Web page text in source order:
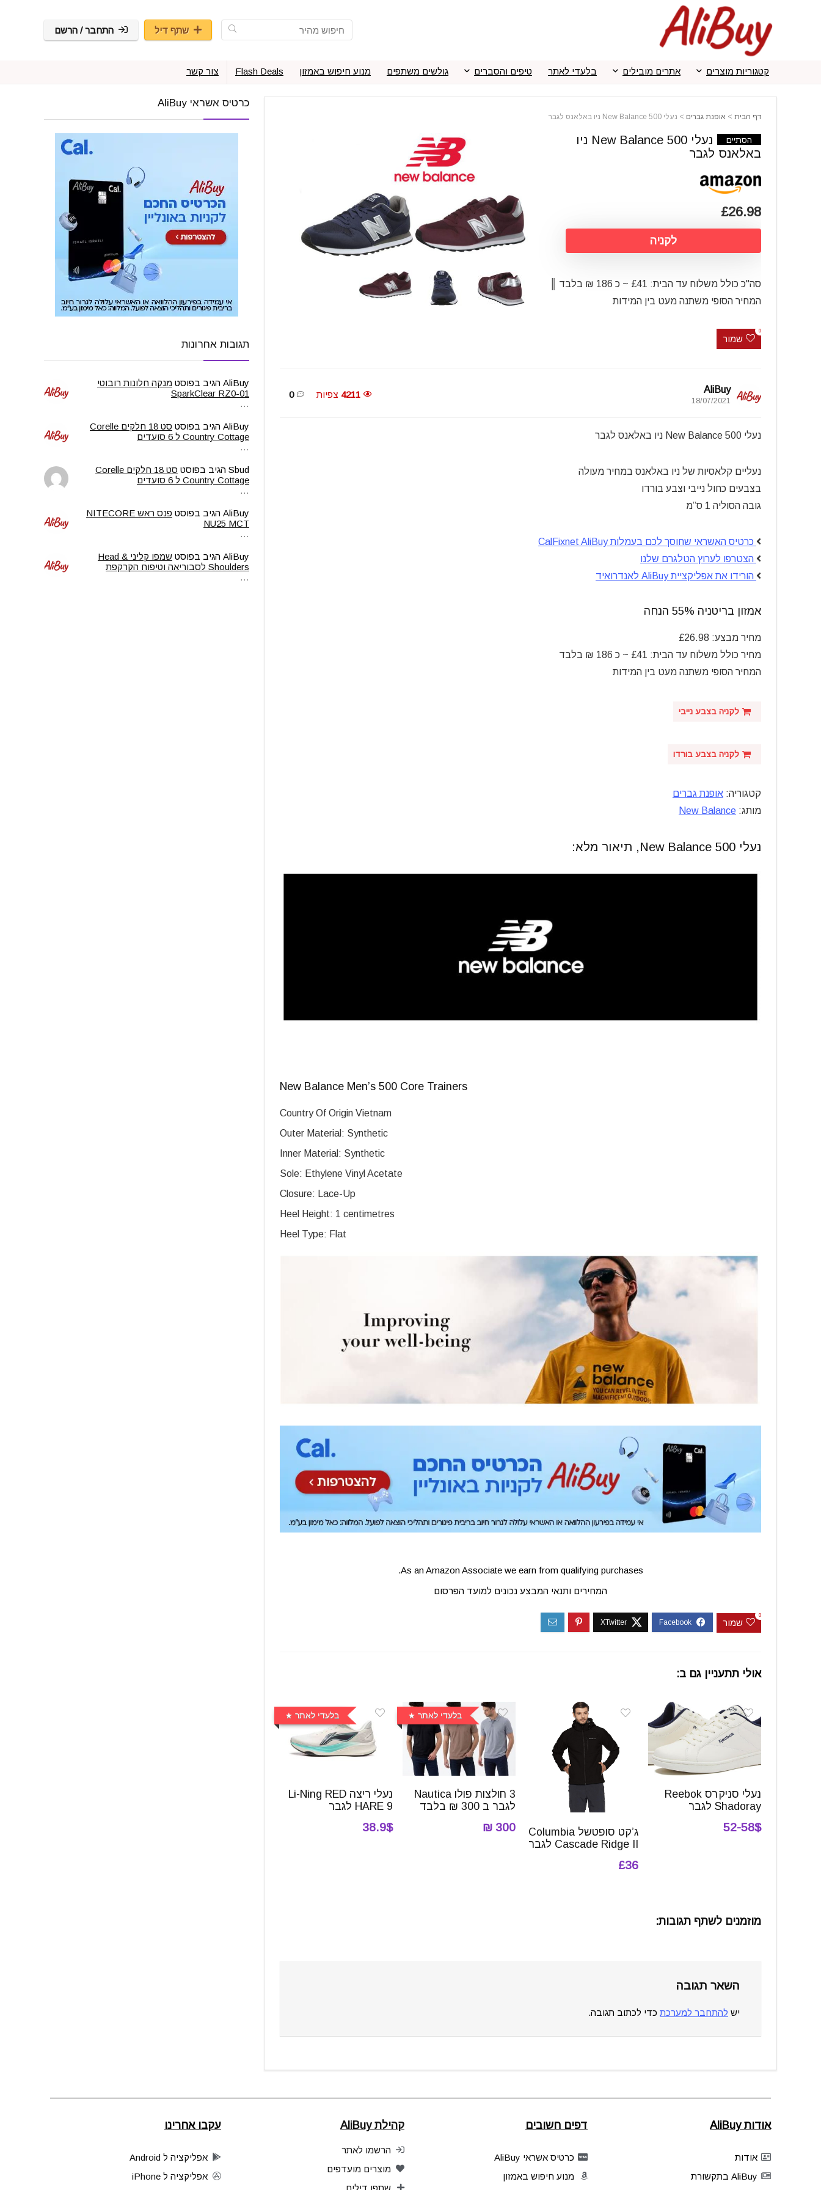
שתף דיל התחבר / הרשם
קטגוריות מוצרים אתרים מובילים בלעדי לאתר טיפים והסברים גולשים משתפים מנוע חיפוש באמזון Flash Deals צור קשר
דף הבית > אופנת גברים > נעלי New Balance 500 ניו באלאנס לגבר
הסתיים
נעלי New Balance 500 ניו
באלאנס לגבר
£26.98
לקניה
סה"כ כולל משלוח עד הבית: £41 ~ כ 186 ₪ בלבד ║
המחיר הסופי משתנה מעט בין המידות
שמור
0
AliBuy
18/07/2021
4211 צפיות 0
נעלי New Balance 500 ניו באלאנס לגבר
נעליים קלאסיות של ניו באלאנס במחיר מעולה
בצבעים כחול נייבי וצבע בורדו
גובה הסוליה 1 ס”מ
כרטיס האשראי שחוסך לכם בעמלות CalFixnet AliBuy
הצטרפו לערוץ הטלגרם שלנו
הורידו את אפליקציית AliBuy לאנדרואיד
אמזון בריטניה 55% הנחה
מחיר מבצע: £26.98
מחיר כולל משלוח עד הבית: £41 ~ כ 186
₪ בלבד
המחיר הסופי משתנה מעט בין המידות
לקניה בצבע נייבי
לקניה בצבע בורדו
קטגוריה: אופנת גברים
מותג: New Balance
נעלי New Balance 500, תיאור מלא:
New Balance Men’s 500 Core Trainers
Country Of Origin Vietnam
Outer Material: Synthetic
Inner Material: Synthetic
Sole: Ethylene Vinyl Acetate
Closure: Lace-Up
Heel Height: 1 centimetres
Heel Type: Flat
As an Amazon Associate we earn from qualifying purchases.
המחירים ותנאי המבצע נכונים למועד הפרסום
שמור
0
אולי תתעניין גם ב:
נעלי סניקרס Reebok
Shadoray לגבר
52-58$
ג’קט סופטשל Columbia
Cascade Ridge II לגבר
£36
בלעדי לאתר
3 חולצות פולו Nautica
לגבר ב 300 ₪ בלבד
300 ₪
בלעדי לאתר
נעלי ריצה Li-Ning RED
HARE 9 לגבר
38.9$
מוזמנים לשתף תגובות:
השאר תגובה
יש להתחבר למערכת כדי לכתוב תגובה.
כרטיס אשראי AliBuy
תגובות אחרונות
AliBuy הגיב בפוסט מנקה חלונות רובוטי
SparkClear RZ0-01
…
AliBuy הגיב בפוסט
סט 18 חלקים Corelle
Country Cottage ל 6 סועדים
…
Sbud הגיב בפוסט
סט 18 חלקים Corelle
Country Cottage ל 6 סועדים
…
AliBuy הגיב בפוסט
פנס ראש NITECORE
NU25 MCT
…
AliBuy הגיב בפוסט
שמפו קליני Head &
Shoulders לסבוריאה וטיפוח הקרקפת
…
אודות AliBuy
אודות
AliBuy בתקשורת
דפים חשובים
כרטיס אשראי AliBuy
מנוע חיפוש באמזון
קהילת AliBuy
הרשמו לאתר
מוצרים מועדפים
שתפו דילים
עקבו אחרינו
אפליקציה ל Android
אפליקציה ל iPhone